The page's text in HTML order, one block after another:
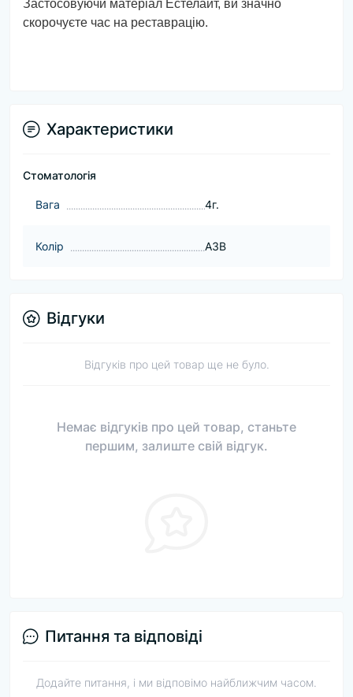
Застосовуючи матеріал Естелайт, ви значно
скорочуєте час на реставрацію.
Характеристики
Стоматологія
Baга 4г.
Колір A3B
Відгуки
Відгуків про цей товар ще не було.
Немає відгуків про цей товар, станьте
першим, залиште свій відгук.
Питання та відповіді
Додайте питання, і ми відповімо найближчим часом.